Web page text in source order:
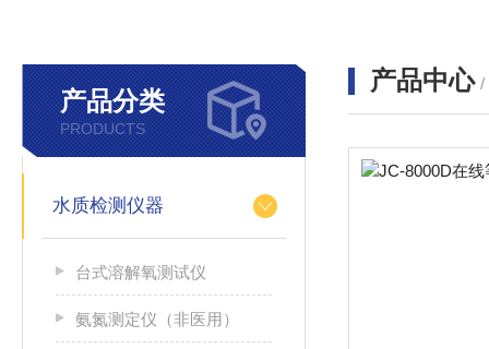
产品分类
PRODUCTS
水质检测仪器
台式溶解氧测试仪
氨氮测定仪（非医用）
产品中心 /